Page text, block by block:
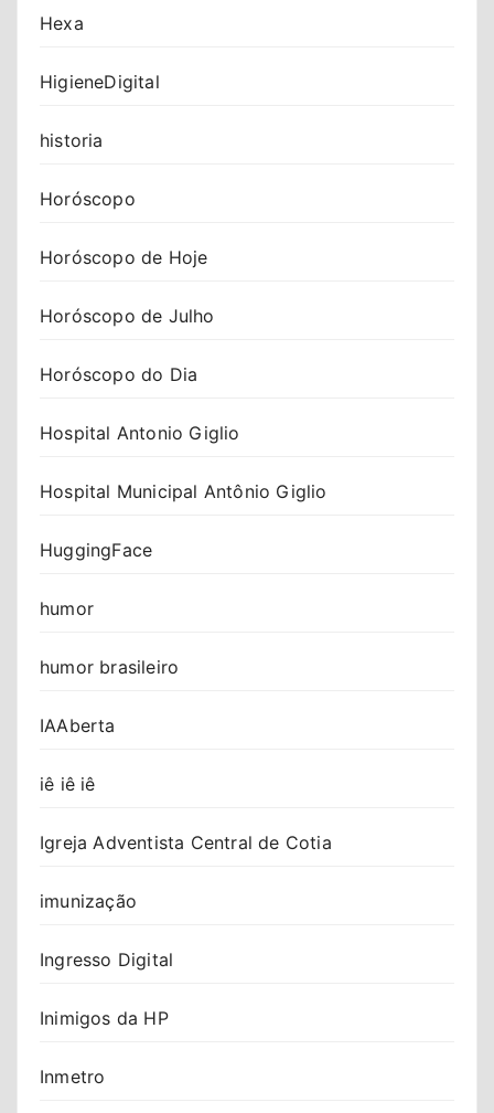
Hexa
HigieneDigital
historia
Horóscopo
Horóscopo de Hoje
Horóscopo de Julho
Horóscopo do Dia
Hospital Antonio Giglio
Hospital Municipal Antônio Giglio
HuggingFace
humor
humor brasileiro
IAAberta
iê iê iê
Igreja Adventista Central de Cotia
imunização
Ingresso Digital
Inimigos da HP
Inmetro